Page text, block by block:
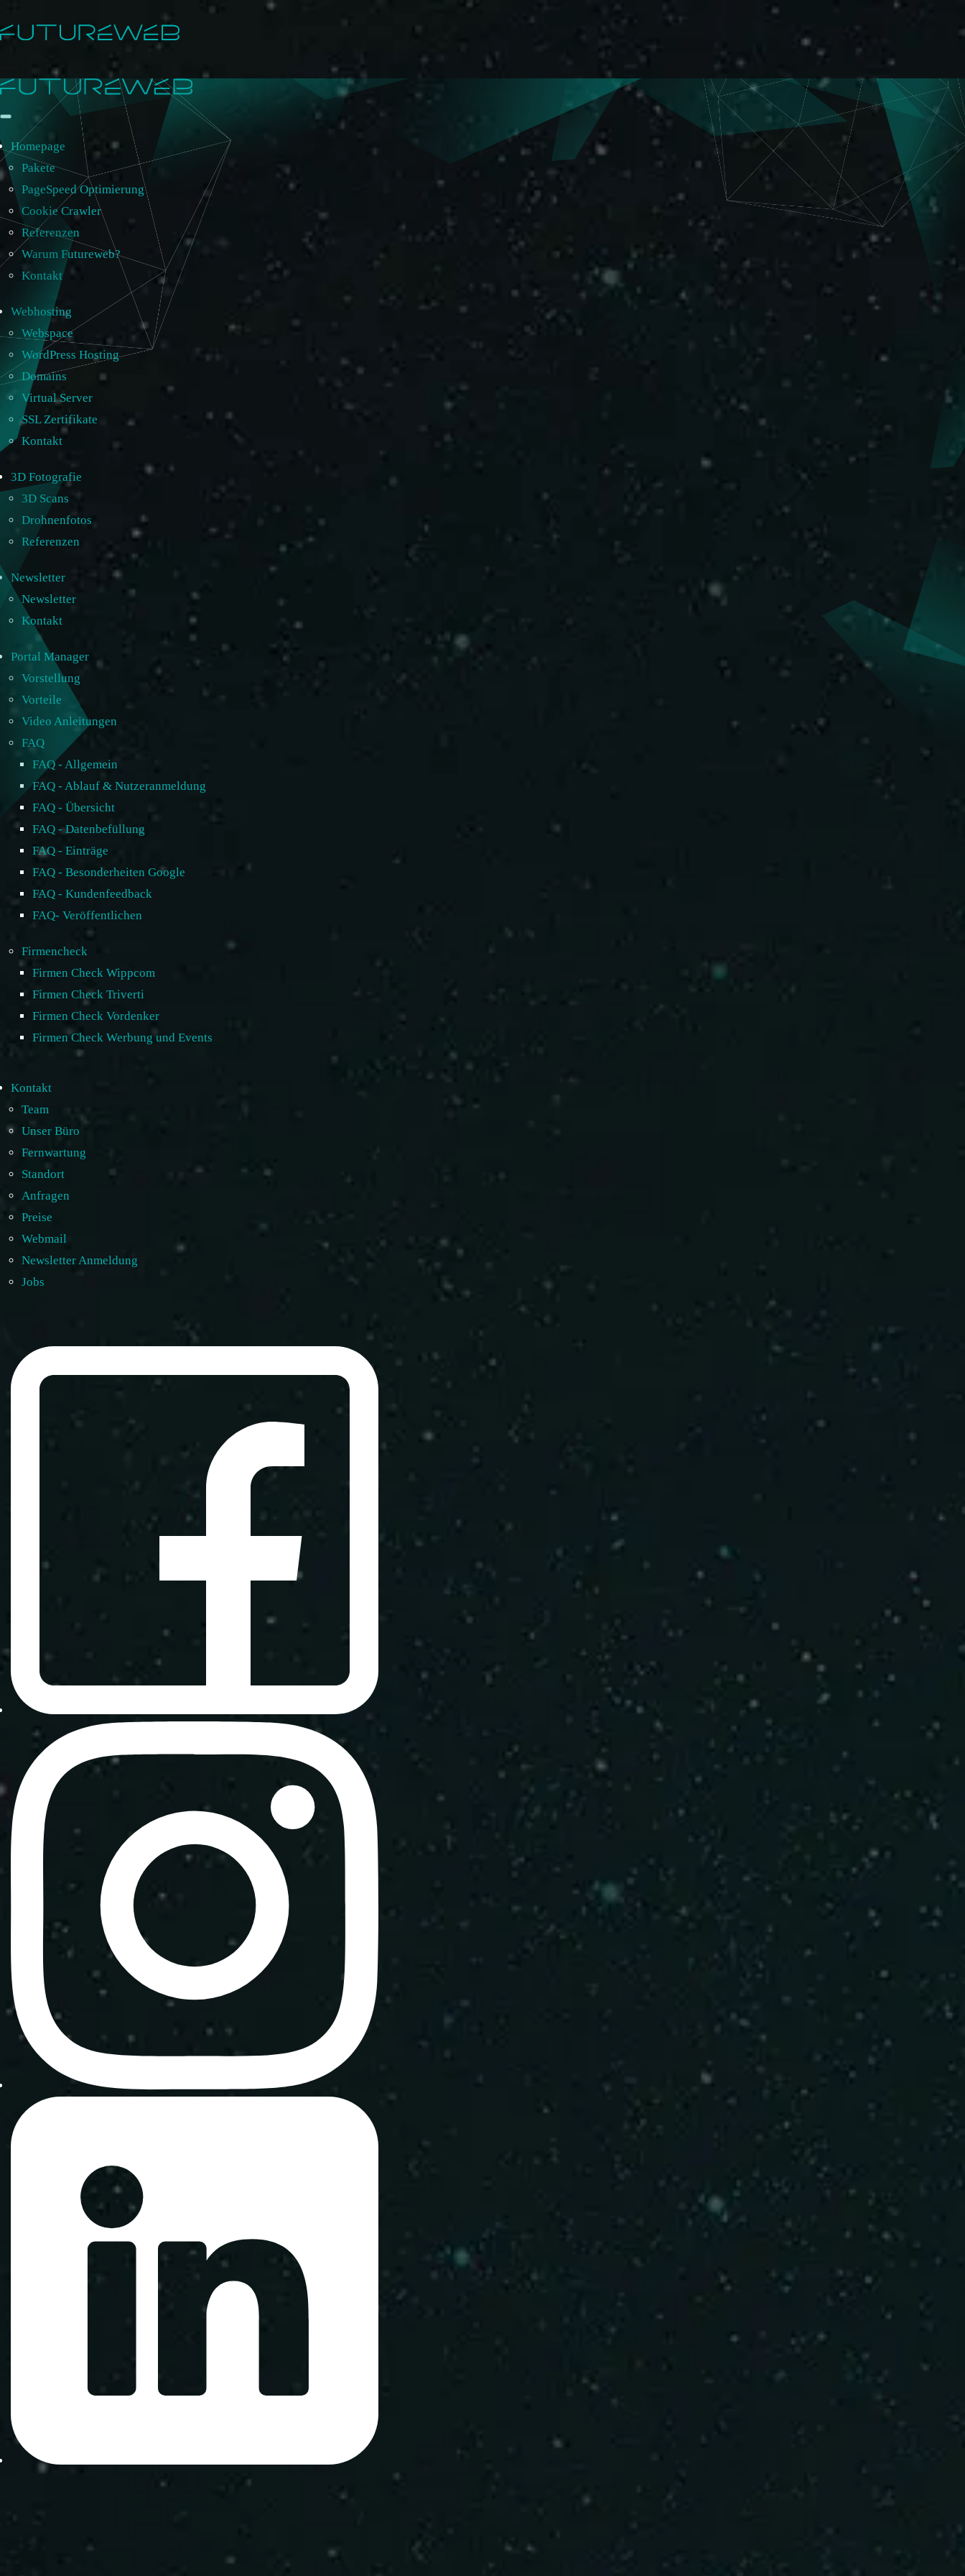
Homepage
Pakete
PageSpeed Optimierung
Cookie Crawler
Referenzen
Warum Futureweb?
Kontakt
Webhosting
Webspace
WordPress Hosting
Domains
Virtual Server
SSL Zertifikate
Kontakt
3D Fotografie
3D Scans
Drohnenfotos
Referenzen
Newsletter
Newsletter
Kontakt
Portal Manager
Vorstellung
Vorteile
Video Anleitungen
FAQ
FAQ - Allgemein
FAQ - Ablauf & Nutzeranmeldung
FAQ - Übersicht
FAQ - Datenbefüllung
FAQ - Einträge
FAQ - Besonderheiten Google
FAQ - Kundenfeedback
FAQ- Veröffentlichen
Firmencheck
Firmen Check Wippcom
Firmen Check Triverti
Firmen Check Vordenker
Firmen Check Werbung und Events
Kontakt
Team
Unser Büro
Fernwartung
Standort
Anfragen
Preise
Webmail
Newsletter Anmeldung
Jobs